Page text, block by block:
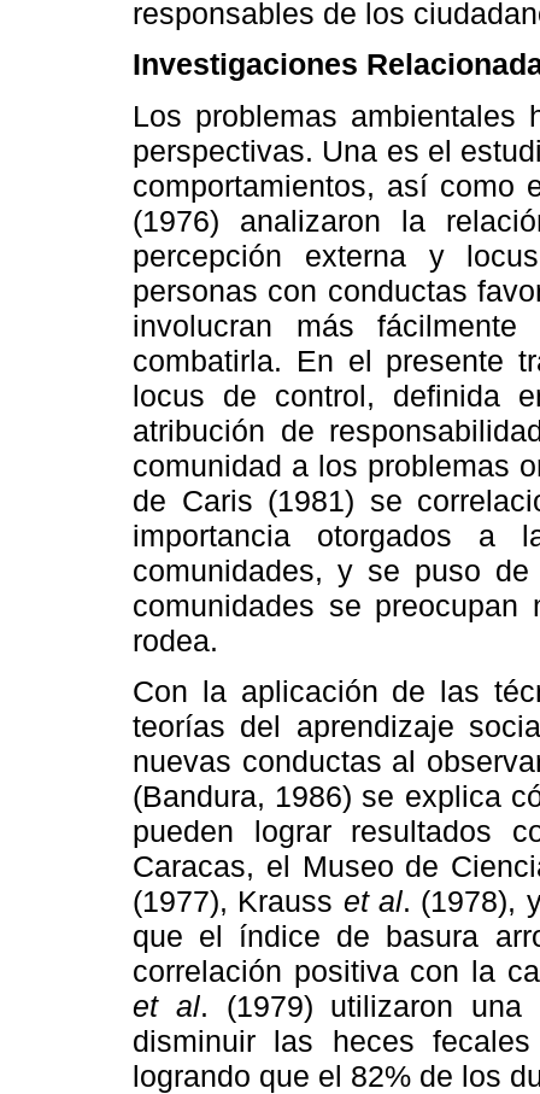
responsables de los
Investigaciones
Los problemas ambientales
perspectivas. Una es el
comportamientos, así
(1976) analizaron la
percepción externa y
personas con conductas
involucran más
combatirla. En el presente
locus de control, definida
atribución de
comunidad a los problemas
de Caris (1981) se
importancia otorgados a
comunidades, y se puso
comunidades se
rodea.
Con la aplicación de las
teorías del aprendizaje
nuevas conductas al
(Bandura, 1986) se explica
pueden lograr resultados
Caracas, el Museo de
(1977), Krauss et al. (1978),
que el índice de basura
correlación positiva con la
et al. (1979) utilizaron
disminuir las heces
logrando que el 82% de los